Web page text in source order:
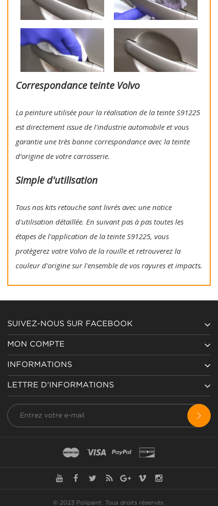
Correspondance teinte Volvo
La peinture utilisée pour la réalisation de la teinte S91225
est directement issue de l'industrie automobile et vous
garantie une très bonne correspondance avec la teinte
d’origine de votre carrosserie.
Simple d'utilisation
Tous nos kits retouche sont livrés avec une notice
d'utilisation détaillée. En suivant pas à pas toutes les
étapes de l'application de la teinte S91225, vous
protègerez votre Volvo de la rouille et retrouverez la
couleur d'origine sur l'ensemble de vos rayures et impacts.
SUIVEZ-NOUS SUR FACEBOOK
MON COMPTE
INFORMATIONS
LETTRE D'INFORMATIONS
© 2023 Polipaint. Tous droits réservés.